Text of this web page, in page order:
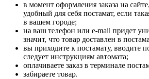
в момент оформления заказа на
удобный для себя постамат, если
в вашем городе;
на ваш телефон или e-mail придет
значит, что товар доставлен в
вы приходите к постамату, вводите
следует инструкциям автомата;
оплачиваете заказ в терминале
забираете товар.